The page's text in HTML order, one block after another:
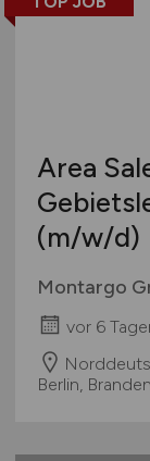
Area
(m/w/d)
Montargo
vor 6
Berlin,